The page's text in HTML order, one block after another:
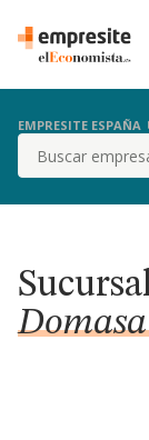
EMPRESITE ESPAÑA
Buscar